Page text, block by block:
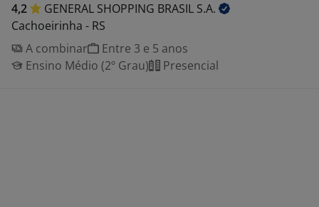
4,2 GENERAL SHOPPING BRASIL S.A.
Cachoeirinha - RS
A combinar
Entre 3 e 5 anos
Ensino Médio (2º Grau)
Presencial